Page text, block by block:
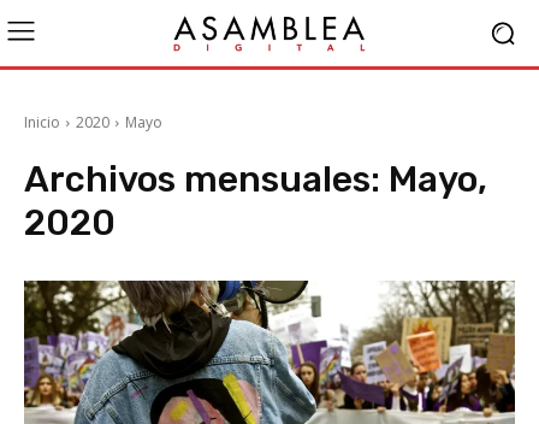
Inicio 2020 Mayo
Archivos mensuales: Mayo,
2020